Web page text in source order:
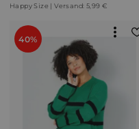
Happy Size | Versand: 5,99 €
40%